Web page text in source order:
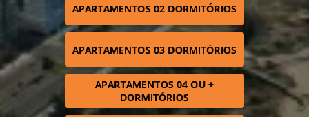
APARTAMENTOS 02 DORMITÓRIOS
APARTAMENTOS 03 DORMITÓRIOS
APARTAMENTOS 04 OU +
DORMITÓRIOS